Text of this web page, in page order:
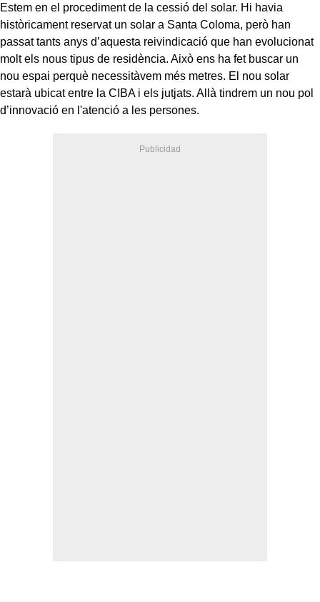
Estem en el procediment de la cessió del solar. Hi havia
històricament reservat un solar a Santa Coloma, però han
passat tants anys d’aquesta reivindicació que han evolucionat
molt els nous tipus de residència. Això ens ha fet buscar un
nou espai perquè necessitàvem més metres. El nou solar
estarà ubicat entre la CIBA i els jutjats. Allà tindrem un nou pol
d’innovació en l'atenció a les persones.